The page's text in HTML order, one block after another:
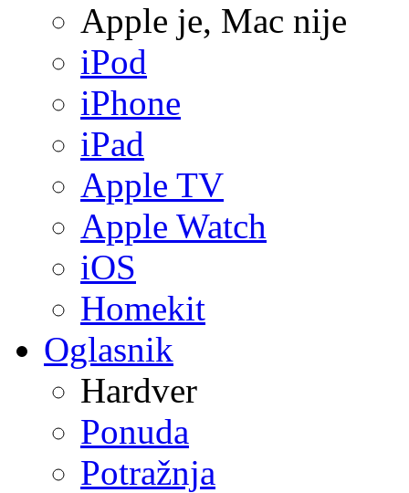
Apple je, Mac nije
iPod
iPhone
iPad
Apple TV
Apple Watch
iOS
Homekit
Oglasnik
Hardver
Ponuda
Potražnja